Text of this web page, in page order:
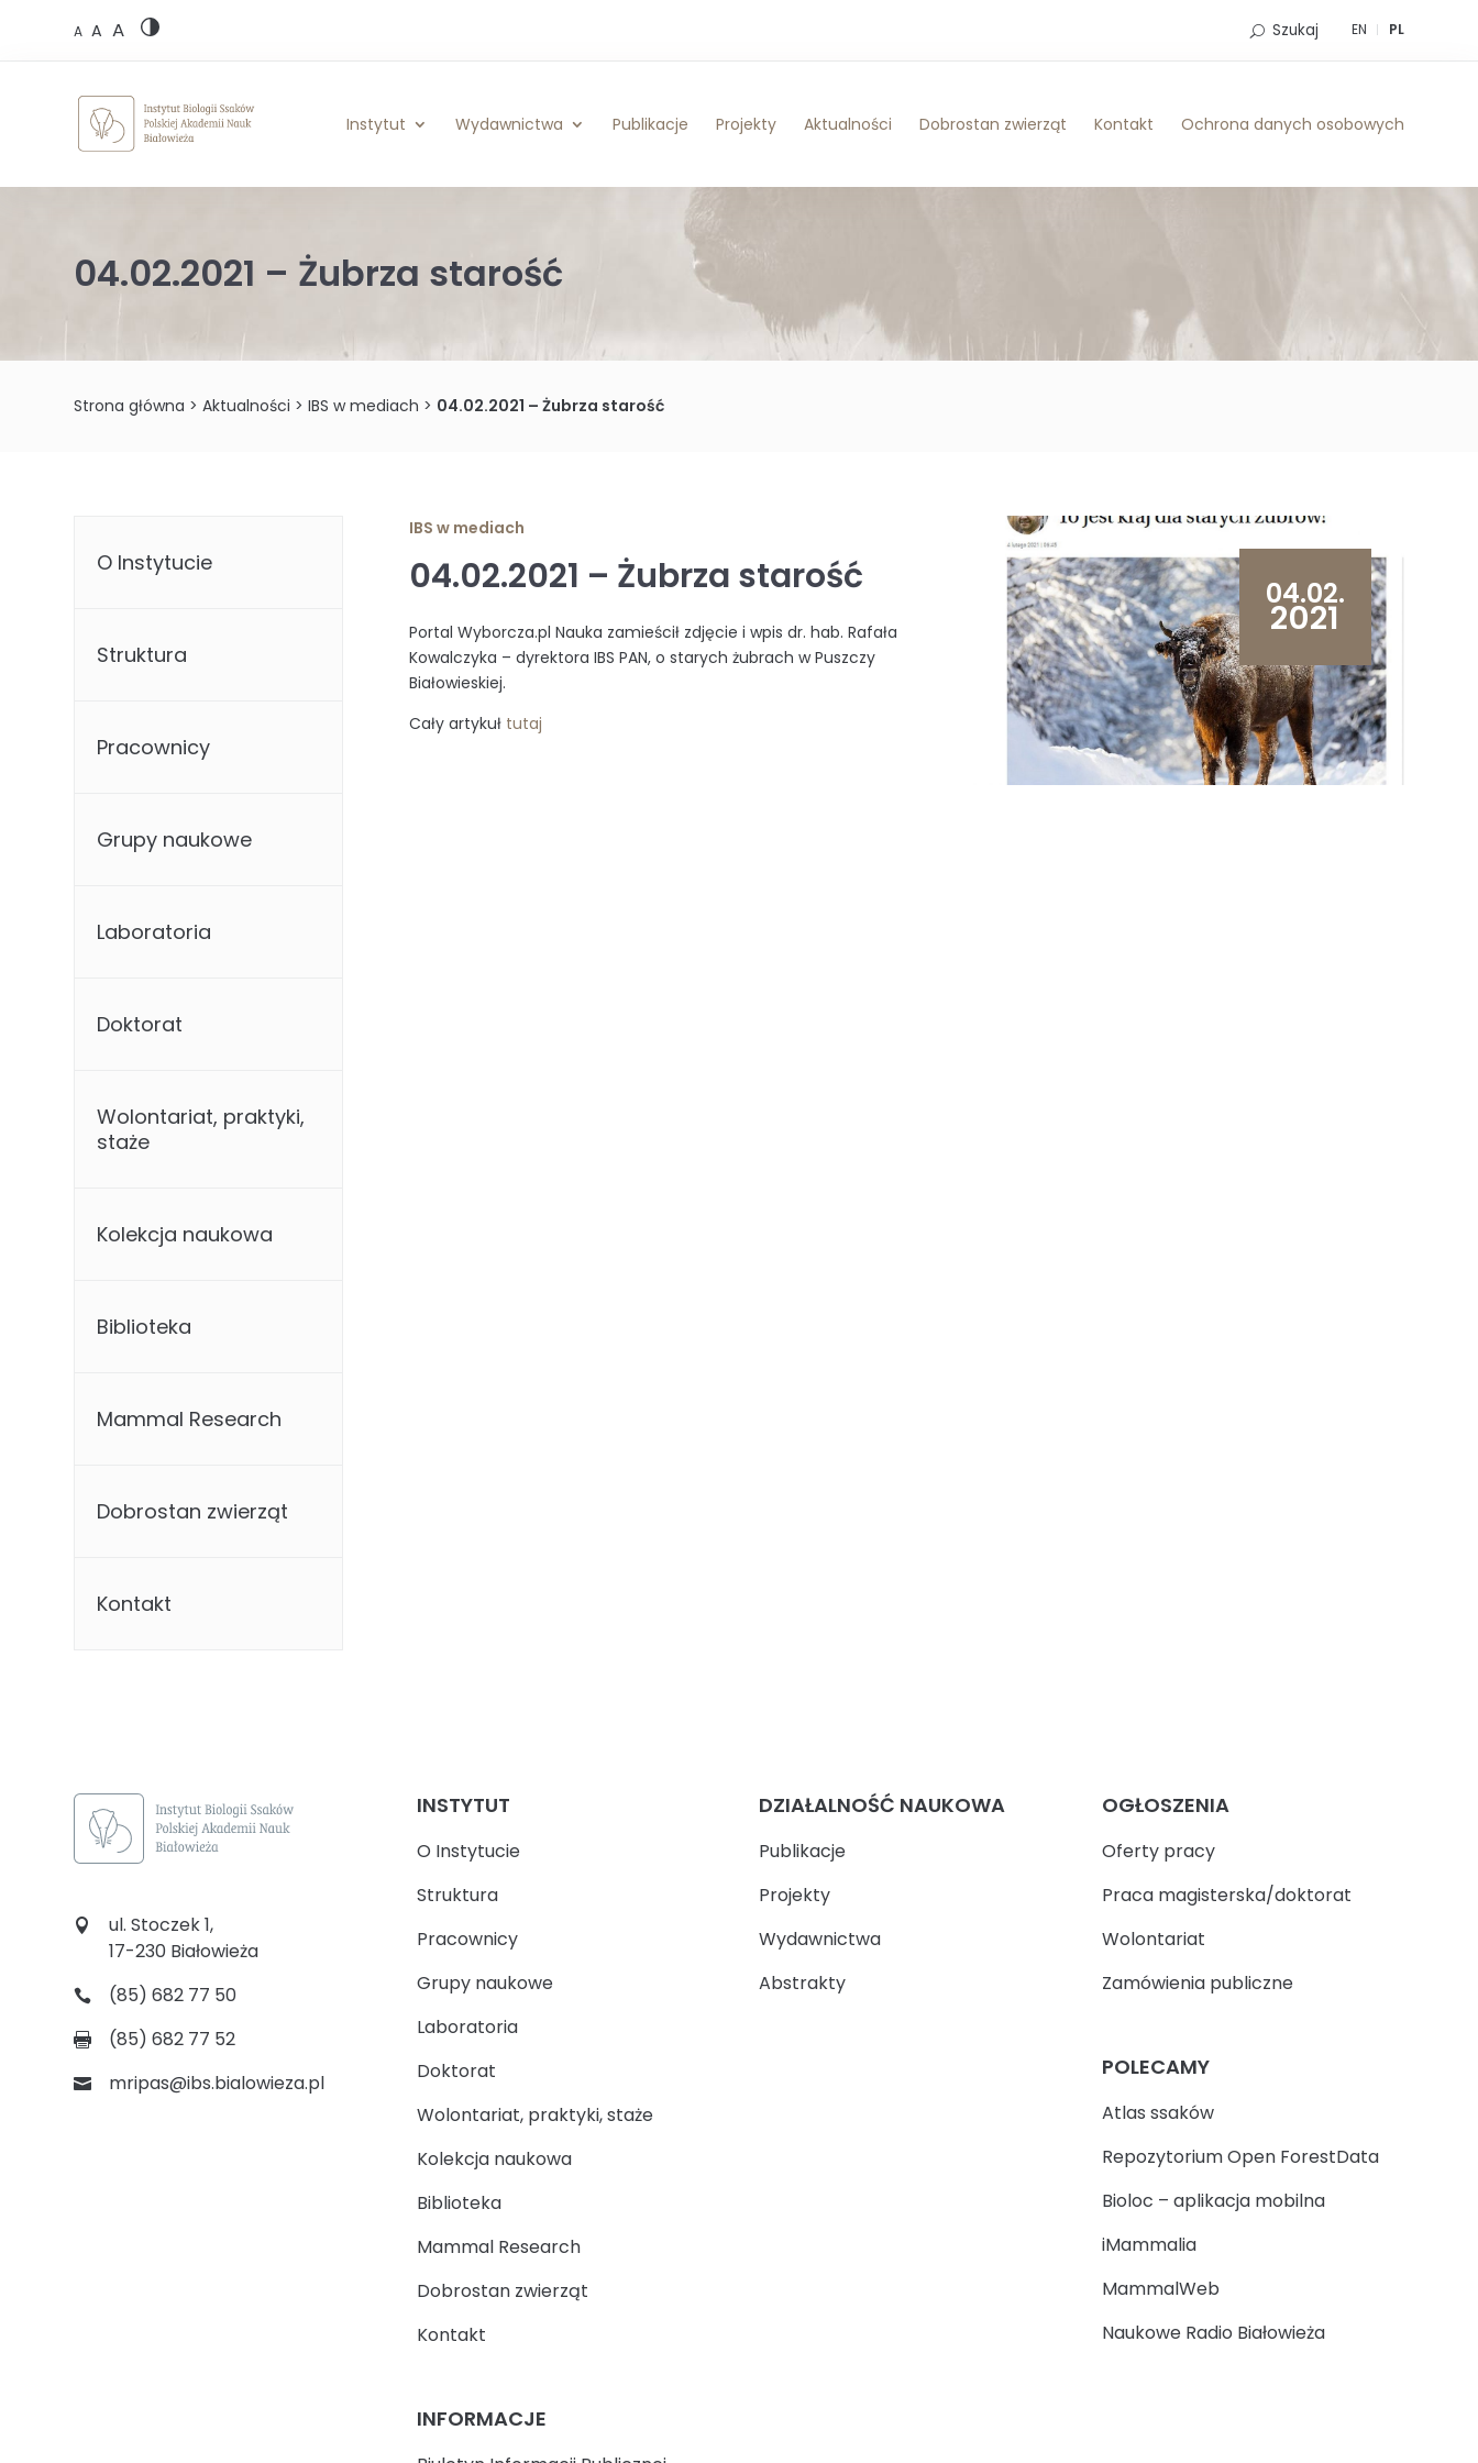
A A A EN PL
Szukaj
Instytut Wydawnictwa Publikacje Projekty Aktualności Dobrostan zwierząt Kontakt Ochrona danych osobowych
04.02.2021 – Żubrza starość
Strona główna >Aktualności >IBS w mediach > 04.02.2021 – Żubrza starość
04.02.
2021
IBS w mediach
04.02.2021 – Żubrza starość
Portal Wyborcza.pl Nauka zamieścił zdjęcie i wpis dr. hab. Rafała
Kowalczyka – dyrektora IBS PAN, o starych żubrach w Puszczy
Białowieskiej.
Cały artykuł tutaj
O Instytucie
Struktura
Pracownicy
Grupy naukowe
Laboratoria
Doktorat
Wolontariat, praktyki,
staże
Kolekcja naukowa
Biblioteka
Mammal Research
Dobrostan zwierząt
Kontakt
ul. Stoczek 1,
17-230 Białowieża
(85) 682 77 50
(85) 682 77 52
mripas@ibs.bialowieza.pl
INSTYTUT
O Instytucie
Struktura
Pracownicy
Grupy naukowe
Laboratoria
Doktorat
Wolontariat, praktyki, staże
Kolekcja naukowa
Biblioteka
Mammal Research
Dobrostan zwierząt
Kontakt
INFORMACJE
DZIAŁALNOŚĆ NAUKOWA
Publikacje
Projekty
Wydawnictwa
Abstrakty
OGŁOSZENIA
Oferty pracy
Praca magisterska/doktorat
Wolontariat
Zamówienia publiczne
POLECAMY
Atlas ssaków
Repozytorium Open ForestData
Bioloc – aplikacja mobilna
iMammalia
MammalWeb
Naukowe Radio Białowieża